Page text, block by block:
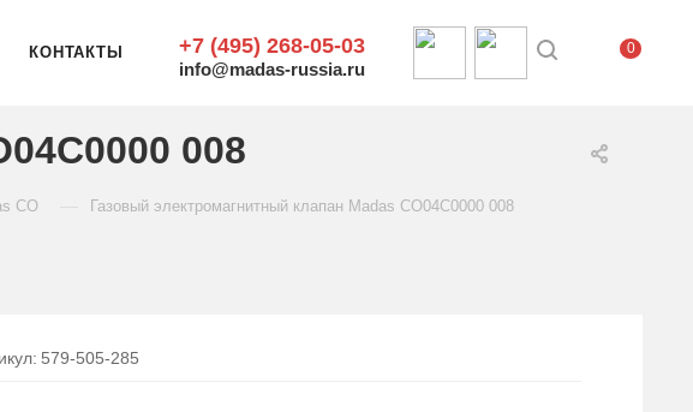
КОНТАКТЫ +7 (495) 268-05-03
info@madas-russia.ru
0
008
CO Газовый электромагнитный клапан Madas CO04C0000 008
579-505-285